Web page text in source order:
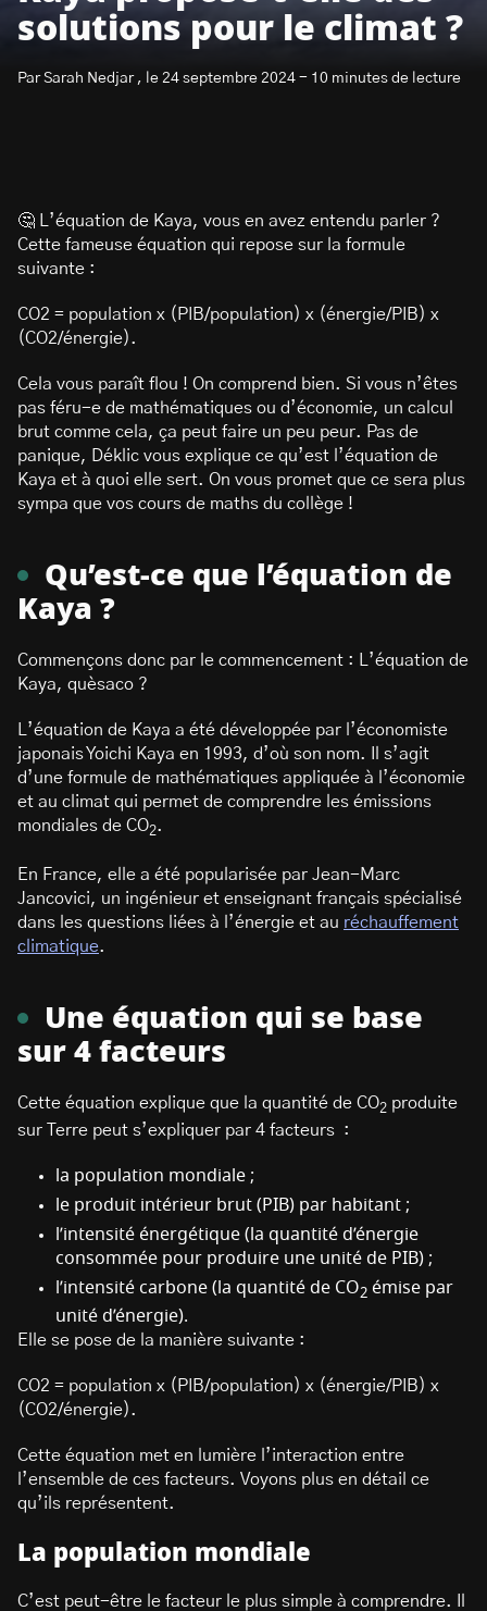
solutions pour le climat ?
Par Sarah Nedjar , le 24 septembre 2024 - 10 minutes de lecture
🤔 L’équation de Kaya, vous en avez entendu parler ?
Cette fameuse équation qui repose sur la formule
suivante :
CO2 = population x (PIB/population) x (énergie/PIB) x
(CO2/énergie).
Cela vous paraît flou ! On comprend bien. Si vous n’êtes
pas féru-e de mathématiques ou d’économie, un calcul
brut comme cela, ça peut faire un peu peur. Pas de
panique, Déklic vous explique ce qu’est l’équation de
Kaya et à quoi elle sert. On vous promet que ce sera plus
sympa que vos cours de maths du collège !
Qu’est-ce que l’équation de
Kaya ?
Commençons donc par le commencement : L’équation de
Kaya, quèsaco ?
L’équation de Kaya a été développée par l’économiste
japonais Yoichi Kaya en 1993, d’où son nom. Il s’agit
d’une formule de mathématiques appliquée à l’économie
et au climat qui permet de comprendre les émissions
mondiales de CO2.
En France, elle a été popularisée par Jean-Marc
Jancovici, un ingénieur et enseignant français spécialisé
dans les questions liées à l’énergie et au réchauffement
climatique.
Une équation qui se base
sur 4 facteurs
Cette équation explique que la quantité de CO2 produite
sur Terre peut s’expliquer par 4 facteurs :
la population mondiale ;
le produit intérieur brut (PIB) par habitant ;
l’intensité énergétique (la quantité d’énergie
consommée pour produire une unité de PIB) ;
l’intensité carbone (la quantité de CO2 émise par
unité d’énergie).
Elle se pose de la manière suivante :
CO2 = population x (PIB/population) x (énergie/PIB) x
(CO2/énergie).
Cette équation met en lumière l’interaction entre
l’ensemble de ces facteurs. Voyons plus en détail ce
qu’ils représentent.
La population mondiale
C’est peut-être le facteur le plus simple à comprendre. Il